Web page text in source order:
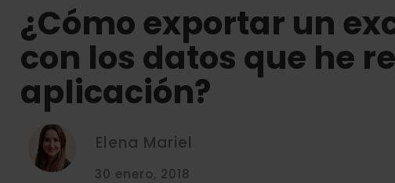
¿Cómo exportar un
con los datos que he
aplicación?
Elena Mariel
30 enero, 2018